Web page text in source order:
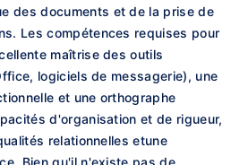
des documents et de la prise de
Les compétences requises pour
maîtrise des outils
logiciels de messagerie), une
et une orthographe
d'organisation et de rigueur,
relationnelles etune
Bien qu'il n'existe pas de